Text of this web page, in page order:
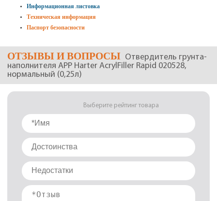
Информационная листовка
Техническая информация
Паспорт безопасности
ОТЗЫВЫ И ВОПРОСЫ Отвердитель грунта-
наполнителя APP Harter AcrylFiller Rapid 020528,
нормальный (0,25л)
Выберите рейтинг товара